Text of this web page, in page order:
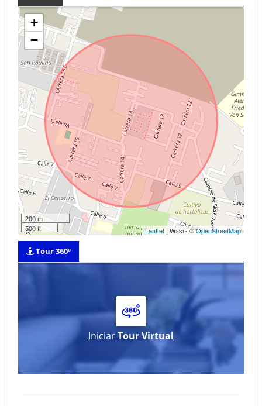
+
−
200 m
500 ft
Leaflet | Wasi - ©OpenStreetMap
Tour 360º
IniciarTour Virtual